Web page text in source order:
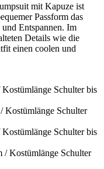
mit Kapuze ist
Passform das
Entspannen. Im
Details wie die
einen coolen und
Schulter bis
Kostümlänge Schulter
Schulter bis
/ Kostümlänge Schulter